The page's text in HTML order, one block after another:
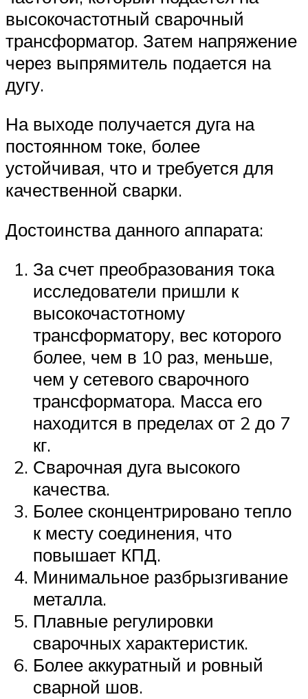
высокочастотный сварочный
трансформатор. Затем напряжение
через выпрямитель подается на
дугу.
На выходе получается дуга на
постоянном токе, более
устойчивая, что и требуется для
качественной сварки.
Достоинства данного аппарата:
За счет преобразования тока
исследователи пришли к
высокочастотному
трансформатору, вес которого
более, чем в 10 раз, меньше,
чем у сетевого сварочного
трансформатора. Масса его
находится в пределах от 2 до 7
кг.
Сварочная дуга высокого
качества.
Более сконцентрировано тепло
к месту соединения, что
повышает КПД.
Минимальное разбрызгивание
металла.
Плавные регулировки
сварочных характеристик.
Более аккуратный и ровный
сварной шов.